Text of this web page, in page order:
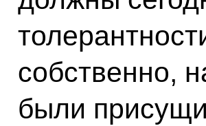
собственно,
были